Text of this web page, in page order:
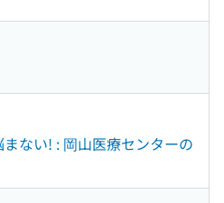
ない! : 岡山医療センターの